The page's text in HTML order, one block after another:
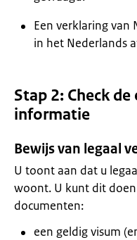
Een verklaring van
in het Nederlands
Stap 2: Check
informatie
Bewijs van legaal
U toont aan dat u
woont. U kunt dit
documenten:
een geldig visum